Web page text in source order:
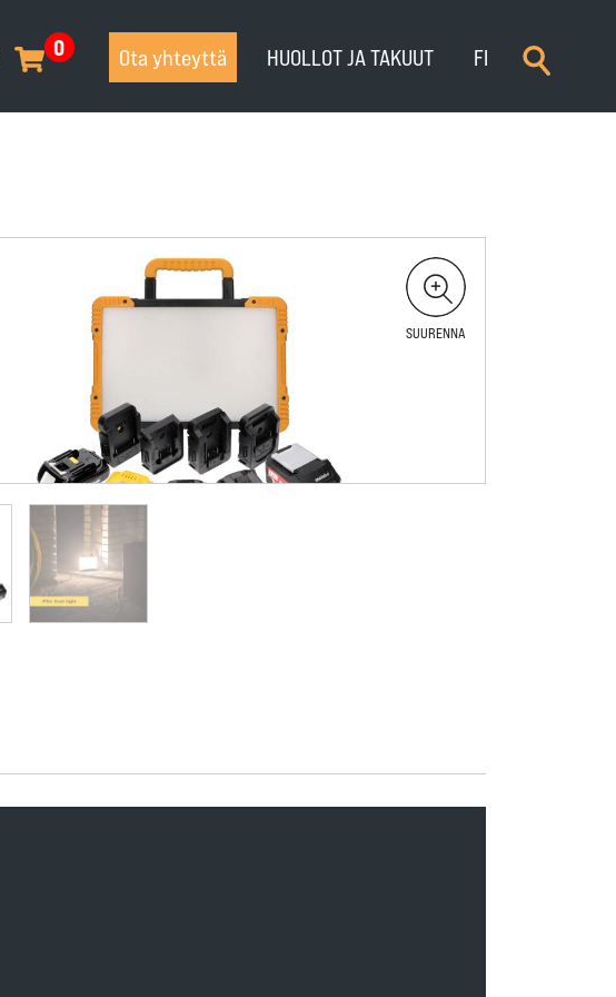
0 Ota yhteyttä HUOLLOT JA TAKUUT FI